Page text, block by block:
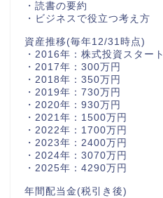
・読書の要約
・ビジネスで役立つ考え方
資産推移(毎年12/31時点)
・2016年：株式投資スタート
・2017年：300万円
・2018年：350万円
・2019年：730万円
・2020年：930万円
・2021年：1500万円
・2022年：1700万円
・2023年：2400万円
・2024年：3070万円
・2025年：4290万円
年間配当金(税引き後)